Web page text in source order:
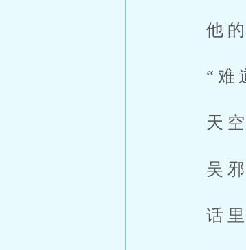
他的
“难道
天空
吴邪
话里